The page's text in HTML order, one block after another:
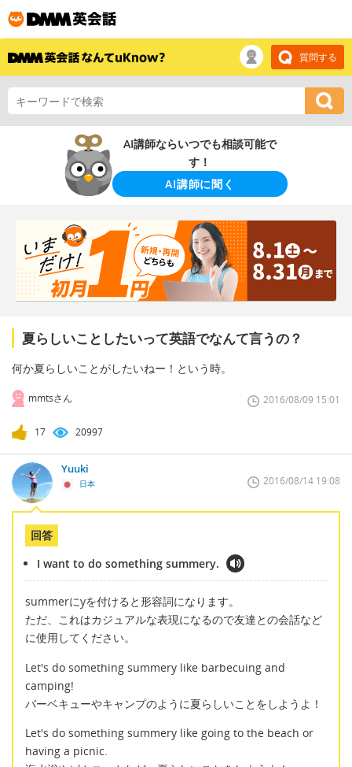
質問する
AI講師ならいつでも相談可能で
す！
AI講師に聞く
夏らしいことしたいって英語でなんて言うの？
何か夏らしいことがしたいねー！という時。
mmtsさん 2016/08/09 15:01
17 20997
Yuuki
日本 2016/08/14 19:08
回答
I want to do something summery.
summerにyを付けると形容詞になります。
ただ、これはカジュアルな表現になるので友達との会話など
に使用してください。
Let's do something summery like barbecuing and
camping!
バーベキューやキャンプのように夏らしいことをしようよ！
Let's do something summery like going to the beach or
having a picnic.